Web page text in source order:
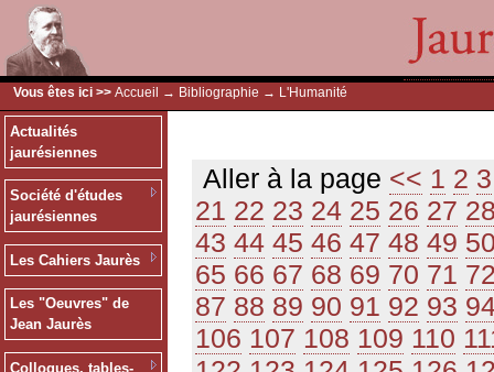
Vous êtes ici >> Accueil → Bibliographie → L'Humanité
Actualités
jaurésiennes
Société d'études
jaurésiennes
Les Cahiers Jaurès
Les "Oeuvres" de
Jean Jaurès
Colloques, tables-
Aller à la page << 1 2 3
21 22 23 24 25 26 27
43 44 45 46 47 48 49
65 66 67 68 69 70 71
87 88 89 90 91 92 93
106 107 108 109 110